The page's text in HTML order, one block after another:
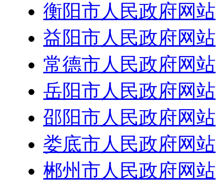
衡阳市人民政府网站
益阳市人民政府网站
常德市人民政府网站
岳阳市人民政府网站
邵阳市人民政府网站
娄底市人民政府网站
郴州市人民政府网站